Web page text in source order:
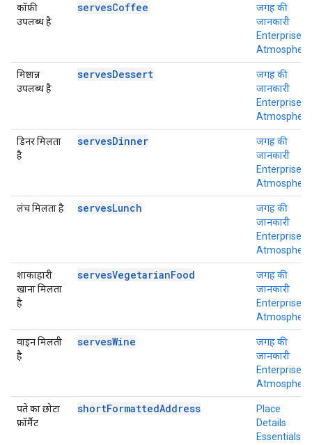
कॉफ़ी
उपलब्ध है
servesCoffee
जगह की
जानकारी
Enterprise +
Atmosphere
मिष्ठान्न
उपलब्ध है
servesDessert
जगह की
जानकारी
Enterprise +
Atmosphere
डिनर मिलता
है
servesDinner
जगह की
जानकारी
Enterprise +
Atmosphere
लंच मिलता है servesLunch
जगह की
जानकारी
Enterprise +
Atmosphere
शाकाहारी
खाना मिलता
है
servesVegetarianFood
जगह की
जानकारी
Enterprise +
Atmosphere
वाइन मिलती
है
servesWine
जगह की
जानकारी
Enterprise +
Atmosphere
पते का छोटा
फ़ॉर्मैट
shortFormattedAddress
Place
Details
Essentials